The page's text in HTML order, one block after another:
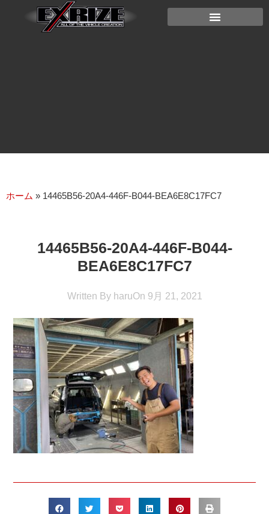
ホーム » 14465B56-20A4-446F-B044-BEA6E8C17FC7
14465B56-20A4-446F-B044-
BEA6E8C17FC7
Written ByharuOn 9月 21, 2021